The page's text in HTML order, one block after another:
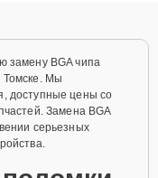
замену BGA чипа
Томске. Мы
доступные цены со
Замена BGA
серьезных